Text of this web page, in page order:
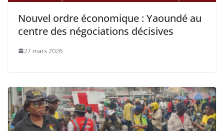
Nouvel ordre économique : Yaoundé au
centre des négociations décisives
27 mars 2026